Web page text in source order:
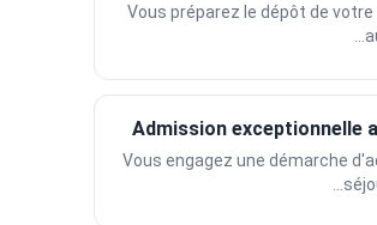
Vous préparez le dépôt de
Admission exceptionnelle
Vous engagez une démarche